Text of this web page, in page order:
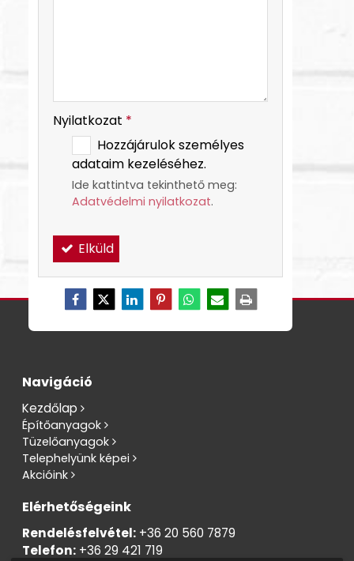
Nyilatkozat *
Hozzájárulok személyes
adataim kezeléséhez.
Ide kattintva tekinthető meg:
Adatvédelmi nyilatkozat.
Elküld
Navigáció
Kezdőlap
Építőanyagok
Tüzelőanyagok
Telephelyünk képei
Akcióink
Elérhetőségeink
Rendelésfelvétel: +36 20 560 7879
Telefon: +36 29 421 719